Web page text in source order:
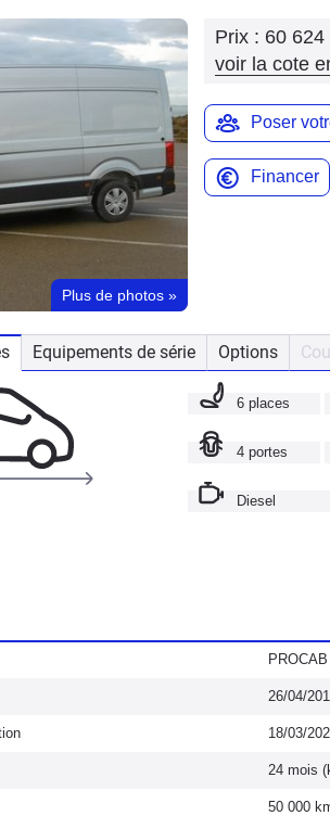
Plus de photos »
Prix : 60 624
voir la cote
Poser
Financer
Equipements de série Options
6 places
4 portes
Diesel
26/04/
18/03/
24 mois
50 000